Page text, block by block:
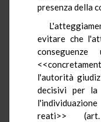
presenza della
evitare che
l'autorità
decisivi per
reati>>